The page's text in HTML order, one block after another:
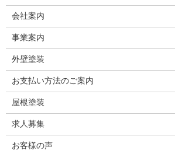
会社案内
事業案内
外壁塗装
お支払い方法のご案内
屋根塗装
求人募集
お客様の声